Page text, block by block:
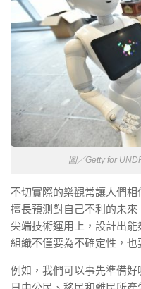
圖／Getty for
不切實際的樂觀常讓人們
擅長預測對自己不利的未
尖端技術運用上，設計出
組織不僅要為不確定性，也
例如，我們可以事先準備